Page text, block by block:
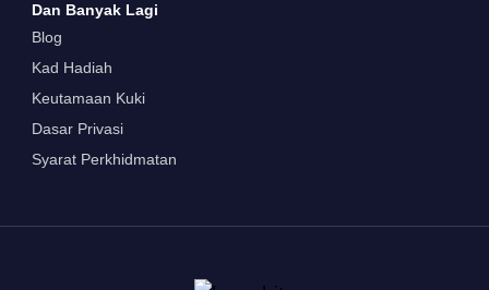
Dan Banyak Lagi
Blog
Kad Hadiah
Keutamaan Kuki
Dasar Privasi
Syarat Perkhidmatan